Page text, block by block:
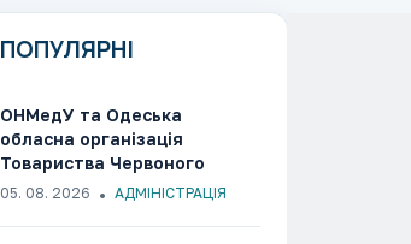
ПОПУЛЯРНІ
ОНМедУ та Одеська
обласна організація
Товариства Червоного
Хреста України об’єднали
05. 08. 2026 АДМІНІСТРАЦІЯ